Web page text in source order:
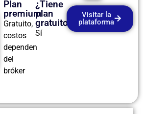
Plan
premium
Gratuito,
costos
dependen
del
bróker
¿Tiene
plan
gratuito?
Sí
Visitar la
plataforma